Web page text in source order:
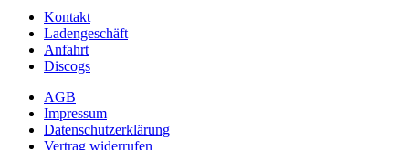
Kontakt
Ladengeschäft
Anfahrt
Discogs
AGB
Impressum
Datenschutzerklärung
Vertrag widerrufen